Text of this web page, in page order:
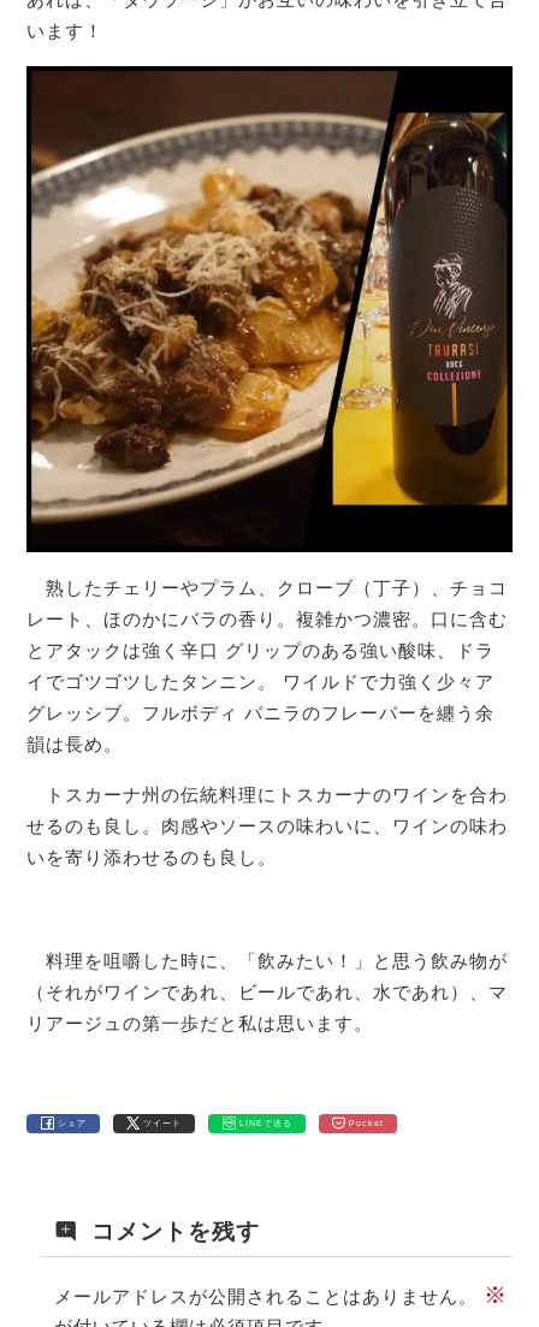
います！
熟したチェリーやプラム、クローブ（丁子）、チョコ
レート、ほのかにバラの香り。複雑かつ濃密。口に含む
とアタックは強く辛口 グリップのある強い酸味、ドラ
イでゴツゴツしたタンニン。 ワイルドで力強く少々ア
グレッシブ。フルボディ バニラのフレーバーを纏う余
韻は長め。
トスカーナ州の伝統料理にトスカーナのワインを合わ
せるのも良し。肉感やソースの味わいに、ワインの味わ
いを寄り添わせるのも良し。
料理を咀嚼した時に、「飲みたい！」と思う飲み物が
（それがワインであれ、ビールであれ、水であれ）、マ
リアージュの第一歩だと私は思います。
シェア ツイート LINEで送る Pocket
コメントを残す
メールアドレスが公開されることはありません。 ※